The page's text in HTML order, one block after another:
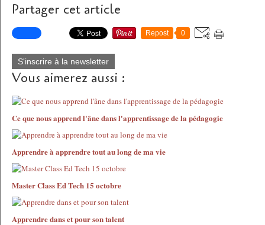
Partager cet article
Repost 0
S'inscrire à la newsletter
Vous aimerez aussi :
Ce que nous apprend l'âne dans l'apprentissage de la pédagogie
Apprendre à apprendre tout au long de ma vie
Master Class Ed Tech 15 octobre
Apprendre dans et pour son talent